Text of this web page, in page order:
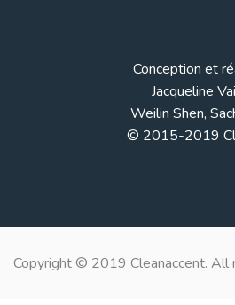
Conception et
Jacqueline
Weilin Shen,
© 2015-2019
Copyright © 2019 Cleanaccent. All